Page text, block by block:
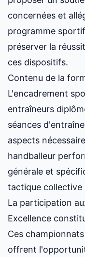
concernées et
programme
préserver la
ces dispositifs.
Contenu de la
L'encadrement
entraîneurs
séances
aspects
handballeur
générale et
tactique collective
La participation
Excellence
Ces
offrent